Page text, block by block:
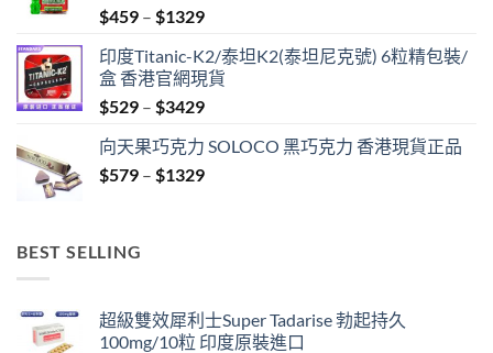
$459 – $1329Price
$459
through
$1329
印度Titanic-K2/泰坦K2(泰坦尼克號) 6粒精包裝/
盒 香港官網現貨
$529 – $3429Price
$529
through
向天果巧克力 SOLOCO 黑巧克力 香港現貨正品
$579 – $1329Price
BEST SELLING
超級雙效犀利士Super Tadarise 勃起持久
100mg/10粒 印度原裝進口